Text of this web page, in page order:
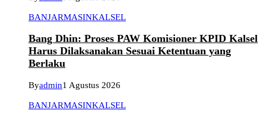
BANJARMASINKALSEL
Bang Dhin: Proses PAW Komisioner KPID Kalsel
Harus Dilaksanakan Sesuai Ketentuan yang
Berlaku
Byadmin1 Agustus 2026
BANJARMASINKALSEL